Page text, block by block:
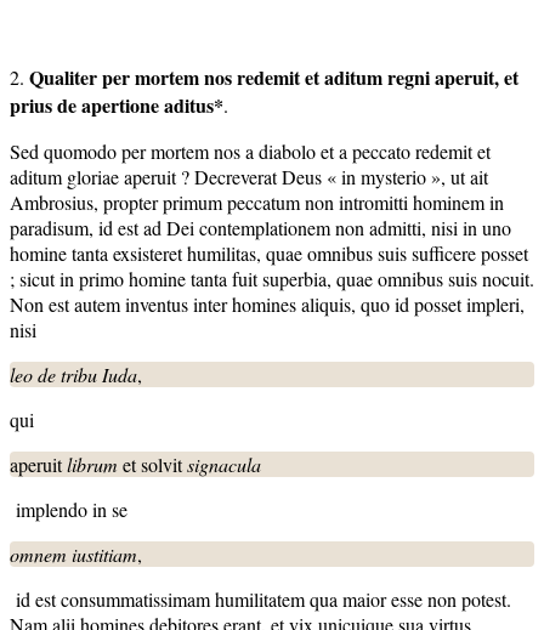
2. Qualiter per mortem nos redemit et aditum regni aperuit, et
priusde apertione aditus*.
Sed quomodo per mortem nos a diabolo et a peccato redemit et
aditum gloriae aperuit ? Decreverat Deus « in mysterio », ut ait
Ambrosius, propter primum peccatum non intromitti hominem in
paradisum, id est ad Dei contemplationem non admitti, nisi in uno
homine tanta exsisteret humilitas, quae omnibus suis sufficere posset
; sicut in primo homine tanta fuit superbia, quae omnibus suis nocuit.
Non est autem inventus inter homines aliquis, quo id posset impleri,
nisi
leode tribu Iuda,
qui
aperuitlibrum et solvitsignacula
implendo in se
omnem iustitiam,
id est consummatissimam humilitatem qua maior esse non potest.
Nam alii homines debitores erant, et vix unicuique sua virtus